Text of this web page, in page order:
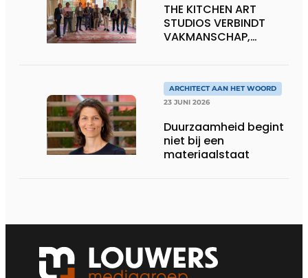
THE KITCHEN ART
STUDIOS VERBINDT
VAKMANSCHAP,
DE LEEFKEUKEN VAN DE
TOEKOMST
ARCHITECT AAN HET WOORD
23 JUNI 2026
Duurzaamheid begint
niet bij een
materiaalstaat